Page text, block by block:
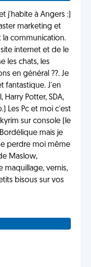
j'habite à Angers :)
marketing et
communication.
internet et de le
les chats, les
en général ??. Je
fantastique. J'en
Potter, SDA,
Les Pc et moi c'est
sur console (le
mais je
perdre moi même
Maslow,
maquillage, vernis,
bisous sur vos